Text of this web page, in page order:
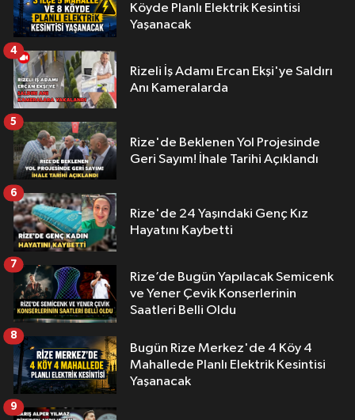
Köyde Planlı Elektrik Kesintisi
Yaşanacak
Rizeli İş Adamı Ercan Ekşi'ye Saldırı
Anı Kameralarda
4
Rize'de Beklenen Yol Projesinde
Geri Sayım! İhale Tarihi Açıklandı
5
Rize'de 24 Yaşındaki Genç Kız
Hayatını Kaybetti
6
Rize’de Bugün Yapılacak Semicenk
ve Yener Çevik Konserlerinin
Saatleri Belli Oldu
7
Bugün Rize Merkez'de 4 Köy 4
Mahallede Planlı Elektrik Kesintisi
Yaşanacak
8
9